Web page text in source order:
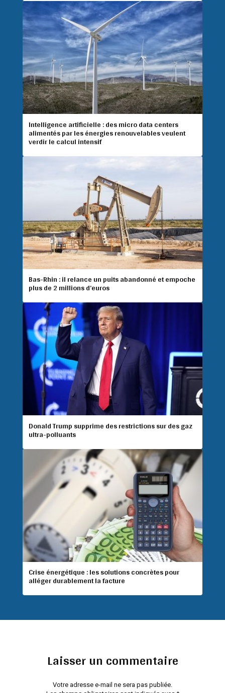
Intelligence artificielle : des micro data centers
alimentés par les énergies renouvelables veulent
verdir le calcul intensif
Bas-Rhin : il relance un puits abandonné et empoche
plus de 2 millions d’euros
Donald Trump supprime des restrictions sur des gaz
ultra-polluants
Crise énergétique : les solutions concrètes pour
alléger durablement la facture
Laisser un commentaire
Votre adresse e-mail ne sera pas publiée.